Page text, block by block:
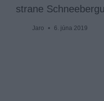
strane Schneebergu
Jaro 6. júna 2019